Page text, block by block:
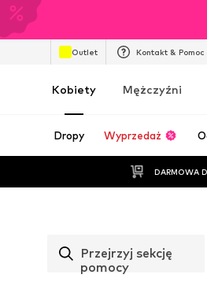
Outlet Kontakt & Pomoc
Kobiety Mężczyźni
Dropy Wyprzedaż
DARMOWA
Przejrzyj sekcję
pomocy